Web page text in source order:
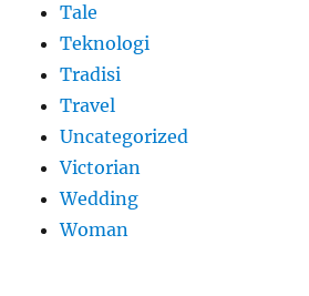
Tale
Teknologi
Tradisi
Travel
Uncategorized
Victorian
Wedding
Woman